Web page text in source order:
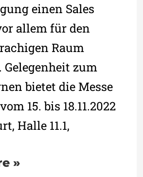
einen Sales
allem für den
Raum
zum
bietet die Messe
15. bis 18.11.2022
Halle 11.1,
»